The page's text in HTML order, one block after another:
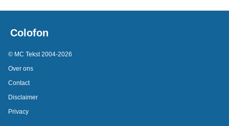
Colofon
© MC Tekst 2004-2026
Over ons
Contact
Disclaimer
Privacy